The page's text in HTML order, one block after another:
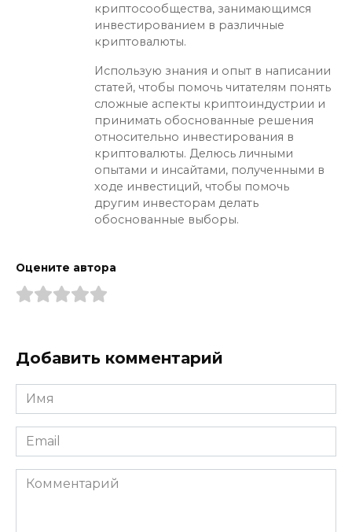
криптосообщества, занимающимся
инвестированием в различные
криптовалюты.
Использую знания и опыт в написании
статей, чтобы помочь читателям понять
сложные аспекты криптоиндустрии и
принимать обоснованные решения
относительно инвестирования в
криптовалюты. Делюсь личными
опытами и инсайтами, полученными в
ходе инвестиций, чтобы помочь
другим инвесторам делать
обоснованные выборы.
Оцените автора
Добавить комментарий
Имя
*
Email
*
Комментарий